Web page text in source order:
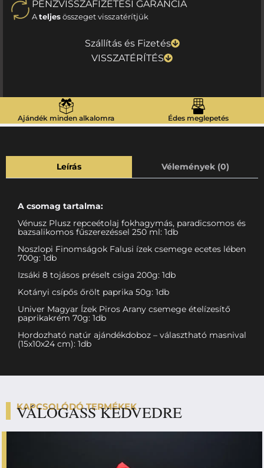
PÉNZVISSZAFIZETÉSI GARANCIA
Ateljesösszeget visszatérítjük
Szállítás és Fizetés
VISSZATÉRÍTÉS
Ajándék minden alkalomra Édes meglepetés
Leírás Vélemények (0)
A csomag tartalma:
Vénusz Plusz repceétolaj fokhagymás, paradicsomos és
bazsalikomos fűszerezéssel 250 ml: 1db
Noszlopi Finomságok Falusi ízek csemege ecetes lében
700g: 1db
Izsáki 8 tojásos préselt csiga 200g: 1db
Kotányi csípős őrölt paprika 50g: 1db
Univer Magyar Ízek Piros Arany csemege ételízesítő
paprikakrém 70g: 1db
Hordozható natúr ajándékdoboz – választható masnival
(15x10x24 cm): 1db
KAPCSOLÓDÓ TERMÉKEK
VÁLOGASS KEDVEDRE